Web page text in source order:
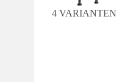
4 VARIANTEN